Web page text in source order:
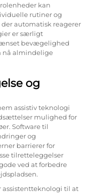
kan
rutiner og
automatisk reagerer
er særligt
bevægelighed
nå almindelige
og
assistiv teknologi
mulighed for
Software til
og
barrierer for
tilretteleggelser
ved at forbedre
til at